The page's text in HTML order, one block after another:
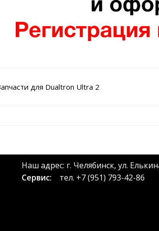
для Dualtron Ultra 2
Наш адрес: г. Челябинск, ул.
Сервис: тел. +7 (951) 793-42-86